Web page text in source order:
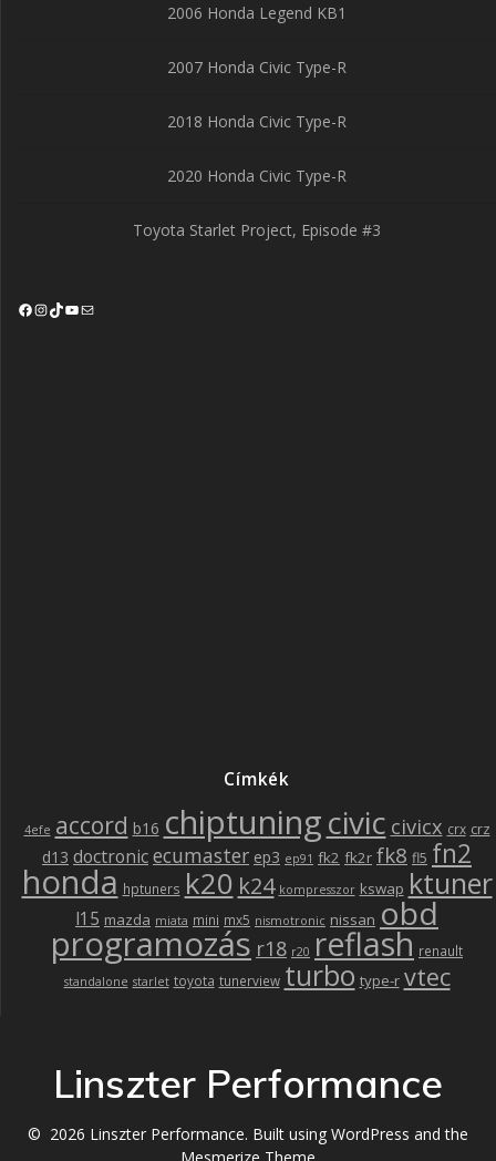
2006 Honda Legend KB1
2007 Honda Civic Type-R
2018 Honda Civic Type-R
2020 Honda Civic Type-R
Toyota Starlet Project, Episode #3
Facebook
Instagram
TikTok
YouTube
Mail
Címkék
4efe accord b16 chiptuningcivic civicx crx crz
d13 doctronicecumaster ep3 ep91 fk2 fk2r fk8 fl5 fn2
honda hptuners k20 k24 kompresszor kswap ktuner
l15 mazda miata mini mx5 nismotronic nissan obd
programozás r18 r20 reflash renault
standalone starlet toyota tunerview turbo type-r vtec
Linszter Performance
© 2026 Linszter Performance. Built using WordPress and the